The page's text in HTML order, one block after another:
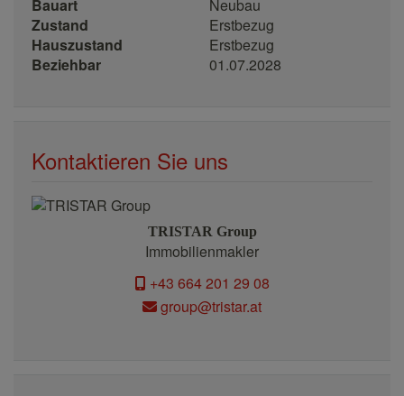
Bauart
Neubau
Zustand
Erstbezug
Hauszustand
Erstbezug
Beziehbar
01.07.2028
Kontaktieren Sie uns
TRISTAR Group
Immobilienmakler
+43 664 201 29 08
group@tristar.at